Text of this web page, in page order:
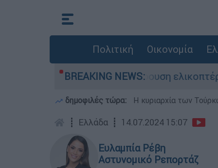
Πολιτική Οικονομία
BREAKING NEWS:
ζωή του στη σύγκρουση ελικοπτέρων
δημοφιλές τώρα: Η κυριαρχία των
┋ Ελλάδα ┋ 14.07.2024 15:07
Ευλαμπία Ρέβη
Αστυνομικό Ρεπορτάζ